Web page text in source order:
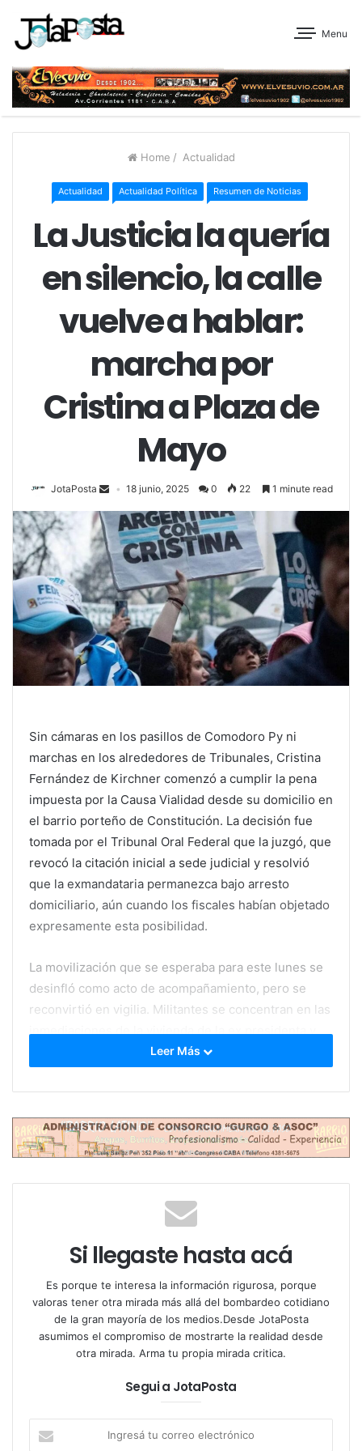
Menu
Home / Actualidad
Actualidad Actualidad Política Resumen de Noticias
La Justicia la quería
en silencio, la calle
vuelve a hablar:
marcha por
Cristina a Plaza de
Mayo
JotaPosta 18 junio, 2025 0 22 1 minute read
Sin cámaras en los pasillos de Comodoro Py ni
marchas en los alrededores de Tribunales, Cristina
Fernández de Kirchner comenzó a cumplir la pena
impuesta por la Causa Vialidad desde su domicilio en
el barrio porteño de Constitución. La decisión fue
tomada por el Tribunal Oral Federal que la juzgó, que
revocó la citación inicial a sede judicial y resolvió
que la exmandataria permanezca bajo arresto
domiciliario, aún cuando los fiscales habían objetado
expresamente esta posibilidad.
La movilización que se esperaba para este lunes se
desinfló como acto de acompañamiento, pero se
reconvirtió en vigilia. Militantes se concentran en las
inmediaciones de la vivienda de la ex presidenta y
una nueva marcha está convocada para las 14
seguridad quedó en manos compartidas entre
fuerzas federales y la Policía de la Ciudad, luego de
que el gobierno porteño solicitara al tribunal la
implementación de “medidas excepcionales para
La decisión judicial establece que Cristina deberá
Servicio Penitenciario así lo determine–, restringir
Leer Más
Si llegaste hasta acá
Es porque te interesa la información rigurosa, porque
valoras tener otra mirada más allá del bombardeo cotidiano
de la gran mayoría de los medios.Desde JotaPosta
asumimos el compromiso de mostrarte la realidad desde
otra mirada. Arma tu propia mirada critica.
Segui a JotaPosta